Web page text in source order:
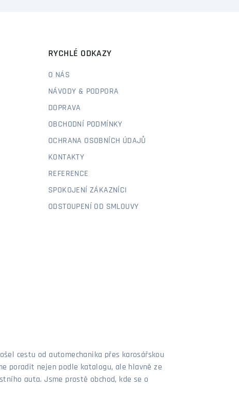
RYCHLÉ ODKAZY
O NÁS
NÁVODY & PODPORA
DOPRAVA
OBCHODNÍ PODMÍNKY
OCHRANA OSOBNÍCH ÚDAJŮ
KONTAKTY
REFERENCE
SPOKOJENÍ ZÁKAZNÍCI
ODSTOUPENÍ OD SMLOUVY
cestu od automechanika přes karosářskou
poradit nejen podle katalogu, ale hlavně ze
auta. Jsme prostě obchod, kde se o